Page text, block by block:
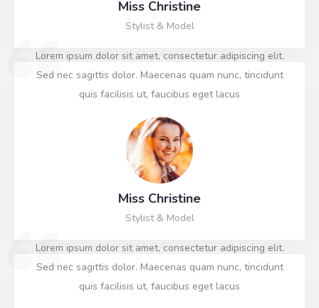
Miss Christine
Stylist & Model
Lorem ipsum dolor sit amet, consectetur adipiscing elit.
Sed nec sagittis dolor. Maecenas quam nunc, tincidunt
quis facilisis ut, faucibus eget lacus
Miss Christine
Stylist & Model
Lorem ipsum dolor sit amet, consectetur adipiscing elit.
Sed nec sagittis dolor. Maecenas quam nunc, tincidunt
quis facilisis ut, faucibus eget lacus